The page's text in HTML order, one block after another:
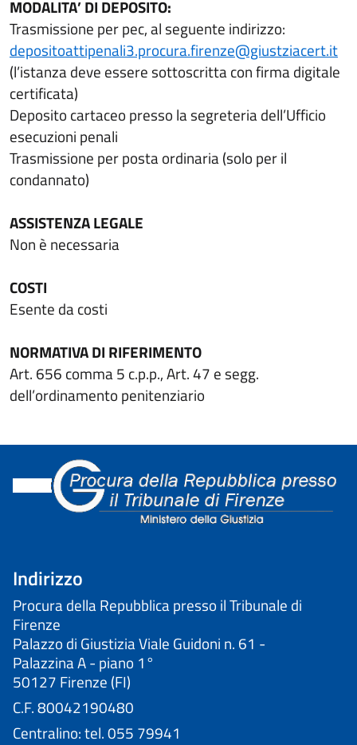
MODALITA’ DI DEPOSITO:
Trasmissione per pec, al seguente indirizzo:
depositoattipenali3.procura.firenze@giustziacert.it
(l’istanza deve essere sottoscritta con firma digitale
certificata)
Deposito cartaceo presso la segreteria dell’Ufficio
esecuzioni penali
Trasmissione per posta ordinaria (solo per il
condannato)
ASSISTENZA LEGALE
Non è necessaria
COSTI
Esente da costi
NORMATIVA DI RIFERIMENTO
Art. 656 comma 5 c.p.p., Art. 47 e segg.
dell’ordinamento penitenziario
Indirizzo
Procura della Repubblica presso il Tribunale di
Firenze
Palazzo di Giustizia Viale Guidoni n. 61 -
Palazzina A - piano 1°
50127 Firenze (FI)
C.F. 80042190480
Centralino: tel. 055 79941